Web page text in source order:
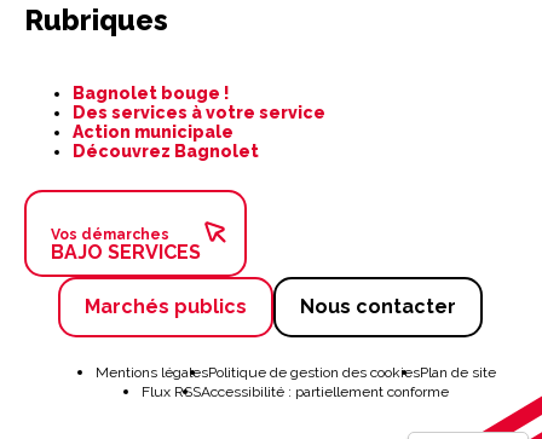
Rubriques
contenu
Bagnolet bouge !
Des services à votre service
Action municipale
Découvrez Bagnolet
Vos démarches
BAJO SERVICES
Marchés publics Nous contacter
Mentions légalesPolitique de gestion des cookiesPlan de site
Flux RSSAccessibilité : partiellement conforme